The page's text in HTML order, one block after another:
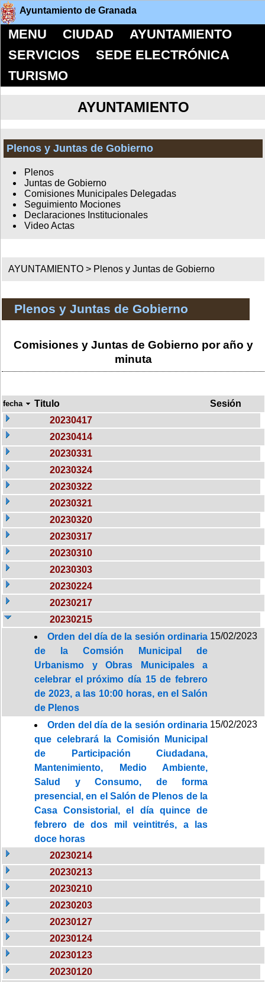
Ayuntamiento de Granada
MENU CIUDAD
AYUNTAMIENTO
SERVICIOS
SEDE ELECTRÓNICA
TURISMO
AYUNTAMIENTO
Plenos y Juntas de Gobierno
Plenos
Juntas de Gobierno
Comisiones Municipales Delegadas
Seguimiento Mociones
Declaraciones Institucionales
Video Actas
AYUNTAMIENTO > Plenos y Juntas de Gobierno
Plenos y Juntas de Gobierno
Comisiones y Juntas de Gobierno por año y
minuta
fecha Titulo
Sesión
20230417
20230414
20230331
20230324
20230322
20230321
20230320
20230317
20230310
20230303
20230224
20230217
20230215
Orden del día de la sesión ordinaria
de la Comsión Municipal de
Urbanismo y Obras Municipales a
celebrar el próximo día 15 de febrero
de 2023, a las 10:00 horas, en el Salón
de Plenos
15/02/2023
Orden del día de la sesión ordinaria
que celebrará la Comisión Municipal
de Participación Ciudadana,
Mantenimiento, Medio Ambiente,
Salud y Consumo, de forma
presencial, en el Salón de Plenos de la
Casa Consistorial, el día quince de
febrero de dos mil veintitrés, a las
doce horas
15/02/2023
20230214
20230213
20230210
20230203
20230127
20230124
20230123
20230120